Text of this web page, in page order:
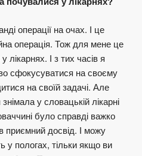
операції на очах. І це
операція. Тож для мене це
І з тих часів я
сфокусуватися на своєму
на своїй задачі. Але
у словацькій лікарні
було справді важко
приємний досвід. І можу
у пологах, тільки якщо ви